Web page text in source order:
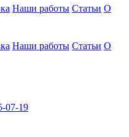
Наши работы Статьи О
Наши работы Статьи О
07-19